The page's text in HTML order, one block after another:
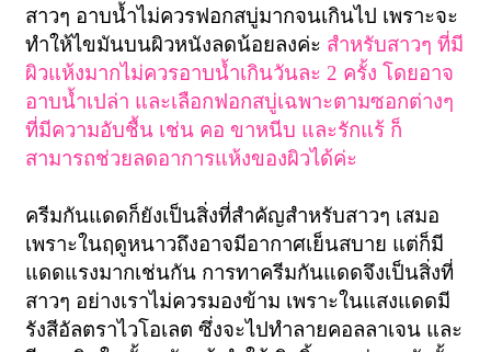
สาวๆ อาบน้ำไม่ควรฟอกสบู่มากจนเกินไป เพราะจะ
ทำให้ไขมันบนผิวหนังลดน้อยลงค่ะ สำหรับสาวๆ ที่มี
ผิวแห้งมากไม่ควรอาบน้ำเกินวันละ 2 ครั้ง โดยอาจ
อาบน้ำเปล่า และเลือกฟอกสบู่เฉพาะตามซอกต่างๆ
ที่มีความอับชื้น เช่น คอ ขาหนีบ และรักแร้ ก็
สามารถช่วยลดอาการแห้งของผิวได้ค่ะ
ครีมกันแดดก็ยังเป็นสิ่งที่สำคัญสำหรับสาวๆ เสมอ
เพราะในฤดูหนาวถึงอาจมีอากาศเย็นสบาย แต่ก็มี
แดดแรงมากเช่นกัน การทาครีมกันแดดจึงเป็นสิ่งที่
สาวๆ อย่างเราไม่ควรมองข้าม เพราะในแสงแดดมี
รังสีอัลตราไวโอเลต ซึ่งจะไปทำลายคอลลาเจน และ